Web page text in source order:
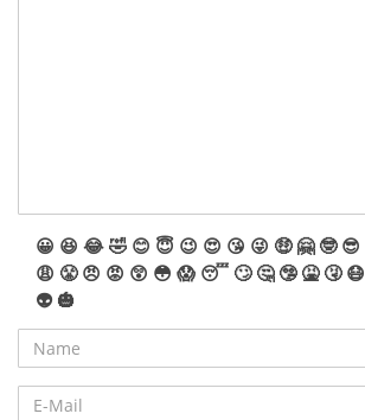
😀 😆 😂🤣 😊 😇 😉 😍 😘 😜 🤑 🤗 🤓 😎
😩 😤 😠 😡 😲 😳 😱 😴 🙄 🤔 🤥 🤮 🤧 😷
👽 🎃